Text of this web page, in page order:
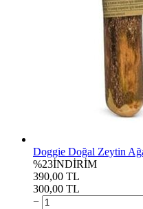
Doggie Doğal Zeytin
%23İNDİRİM
390,00 TL
300,00 TL
−